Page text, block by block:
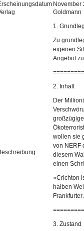
November
Goldmann
1.
Zu
eigenen
Angebot
2. Inhalt
Der
wollen sie
von NERF
diesem
einen
»Crichton
halben
3. Zustand